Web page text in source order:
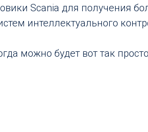
Scania для получения
интеллектуального
можно будет вот так